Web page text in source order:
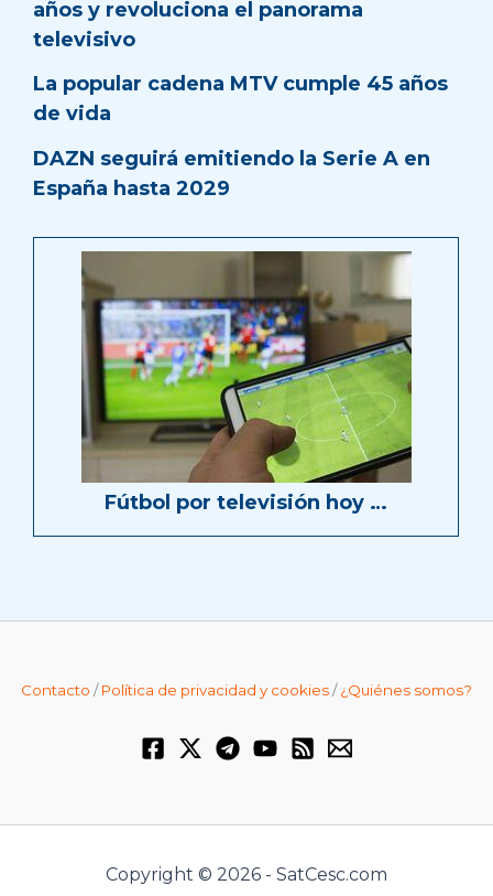
años y revoluciona el panorama
televisivo
La popular cadena MTV cumple 45 años
de vida
DAZN seguirá emitiendo la Serie A en
España hasta 2029
Fútbol por televisión hoy …
Contacto /Política de privacidad y cookies/¿Quiénes somos?
Copyright © 2026 - SatCesc.com